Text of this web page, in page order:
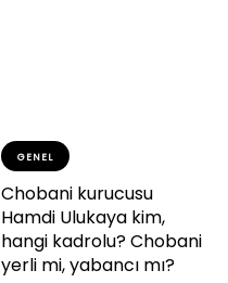
GENEL
Chobani kurucusu
Hamdi Ulukaya kim,
hangi kadrolu? Chobani
yerli mi, yabancı mı?